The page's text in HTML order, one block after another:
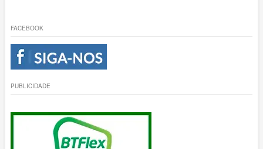
FACEBOOK
PUBLICIDADE